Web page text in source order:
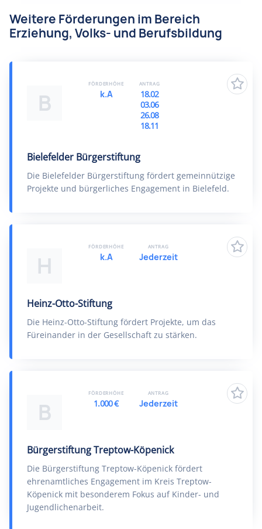
Weitere Förderungen im Bereich
Erziehung, Volks- und Berufsbildung
B
Bielefelder Bürgerstiftung
Die Bielefelder Bürgerstiftung fördert gemeinnützige
Projekte und bürgerliches Engagement in Bielefeld.
FÖRDERHÖHE
k.A
ANTRAG
18.02
03.06
26.08
18.11
H
Heinz-Otto-Stiftung
Die Heinz-Otto-Stiftung fördert Projekte, um das
Füreinander in der Gesellschaft zu stärken.
FÖRDERHÖHE
k.A
ANTRAG
Jederzeit
B
Bürgerstiftung Treptow-Köpenick
Die Bürgerstiftung Treptow-Köpenick fördert
ehrenamtliches Engagement im Kreis Treptow-
Köpenick mit besonderem Fokus auf Kinder- und
Jugendlichenarbeit.
FÖRDERHÖHE
1.000 €
ANTRAG
Jederzeit